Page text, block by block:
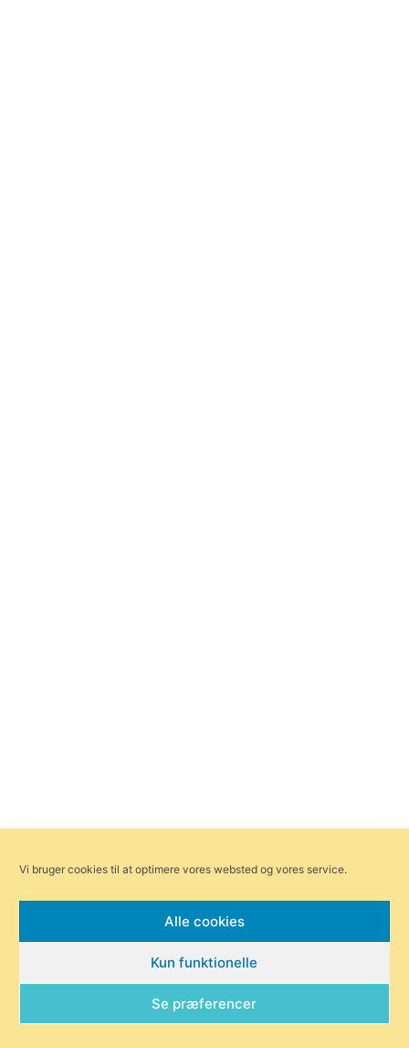
Forsiden Områder Bliv annoncør
Redaktionen
Om Byensnyt.dk
© Byensnyt.dk | Ågade 97, 8370 Hadsten |
Vi bruger cookies til at optimere vores websted og vores service.
Alle cookies
Kun funktionelle
Se præferencer
Exit mobile version